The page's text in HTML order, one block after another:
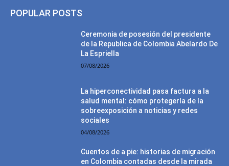
POPULAR POSTS
Ceremonia de posesión del presidente
de la Republica de Colombia Abelardo De
La Espriella
07/08/2026
La hiperconectividad pasa factura a la
salud mental: cómo protegerla de la
sobreexposición a noticias y redes
sociales
04/08/2026
Cuentos de a pie: historias de migración
en Colombia contadas desde la mirada